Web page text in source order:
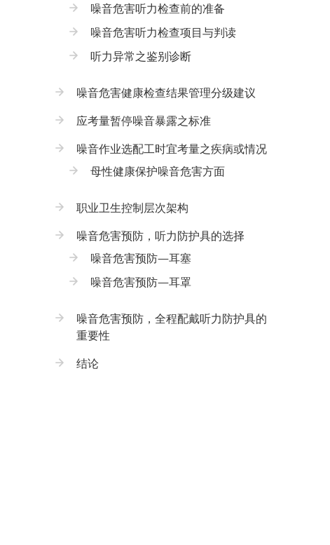
噪音危害听力检查前的准备
噪音危害听力检查项目与判读
听力异常之鉴别诊断
噪音危害健康检查结果管理分级建议
应考量暂停噪音暴露之标准
噪音作业选配工时宜考量之疾病或情况
母性健康保护噪音危害方面
职业卫生控制层次架构
噪音危害预防，听力防护具的选择
噪音危害预防—耳塞
噪音危害预防—耳罩
噪音危害预防，全程配戴听力防护具的
重要性
结论